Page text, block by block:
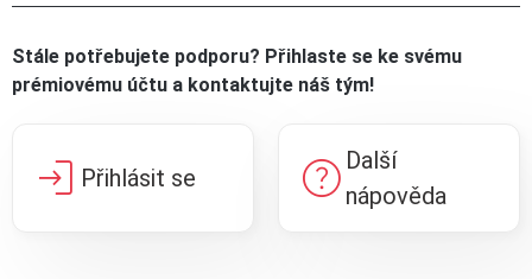
Stále potřebujete podporu? Přihlaste se ke svému
prémiovému účtu a kontaktujte náš tým!
login Přihlásit se help Další
nápověda